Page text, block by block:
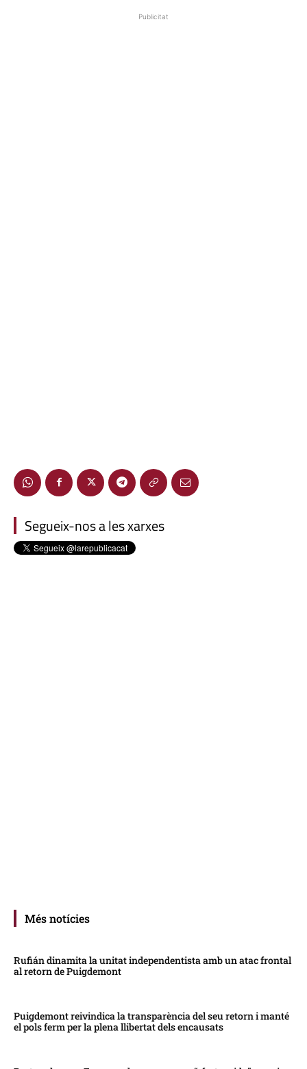
Publicitat
Segueix-nos a les xarxes
Més notícies
Rufián dinamita la unitat independentista amb un atac frontal
al retorn de Puigdemont
Puigdemont reivindica la transparència del seu retorn i manté
el pols ferm per la plena llibertat dels encausats